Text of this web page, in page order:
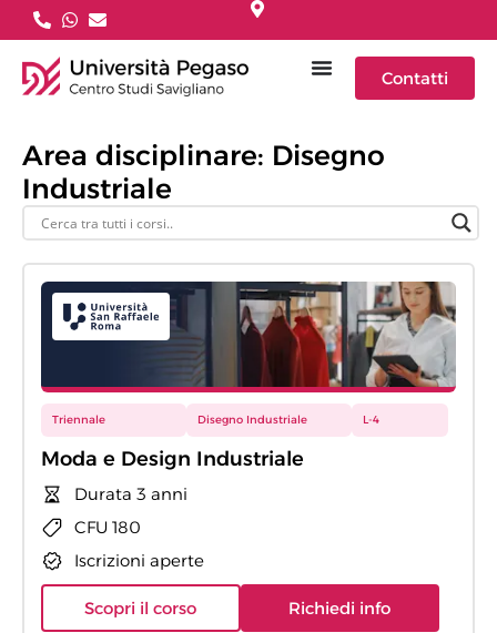
Contatti
Area disciplinare: Disegno
Industriale
Triennale Disegno Industriale L-4
Moda e Design Industriale
Durata 3 anni
CFU 180
Iscrizioni aperte
Scopri il corso Richiedi info